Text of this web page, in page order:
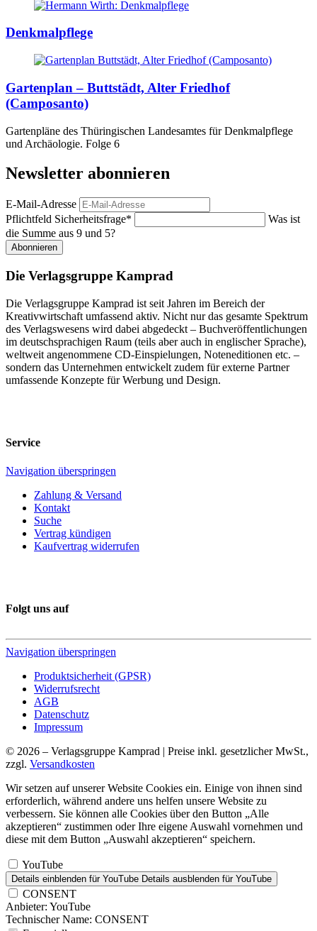
Denkmalpflege
Gartenplan – Buttstädt, Alter Friedhof
(Camposanto)
Gartenpläne des Thüringischen Landesamtes für Denkmalpflege
und Archäologie. Folge 6
Newsletter abonnieren
E-Mail-Adresse
Pflichtfeld Sicherheitsfrage*
Was ist
die Summe aus 9 und 5?
Abonnieren
Die Verlagsgruppe Kamprad
Die Verlagsgruppe Kamprad ist seit Jahren im Bereich der
Kreativwirtschaft umfassend aktiv. Nicht nur das gesamte Spektrum
des Verlagswesens wird dabei abgedeckt – Buchveröffentlichungen
im deutschsprachigen Raum (teils aber auch in englischer Sprache),
weltweit angenommene CD-Einspielungen, Noteneditionen etc. –
sondern das Unternehmen entwickelt zudem für externe Partner
umfassende Konzepte für Werbung und Design.
Service
Navigation überspringen
Zahlung & Versand
Kontakt
Suche
Vertrag kündigen
Kaufvertrag widerrufen
Folgt uns auf
Navigation überspringen
Produktsicherheit (GPSR)
Widerrufsrecht
AGB
Datenschutz
Impressum
© 2026 – Verlagsgruppe Kamprad | Preise inkl. gesetzlicher MwSt.,
zzgl. Versandkosten
Wir setzen auf unserer Website Cookies ein. Einige von ihnen sind
erforderlich, während andere uns helfen unsere Website zu
verbessern. Sie können alle Cookies über den Button „Alle
akzeptieren“ zustimmen oder Ihre eigene Auswahl vornehmen und
diese mit dem Button „Auswahl akzeptieren“ speichern.
YouTube
Details einblenden für YouTube Details ausblenden für YouTube
CONSENT
Anbieter: YouTube
Technischer Name: CONSENT